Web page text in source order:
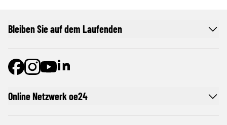
Online Netzwerk oe24
Bleiben Sie auf dem Laufenden